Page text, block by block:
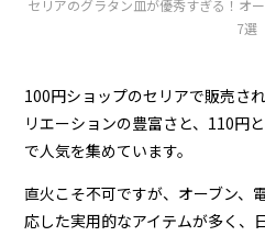
セリアのグラタン皿が優秀すぎる！オ
7選
100円ショップのセリアで販売さ
リエーションの豊富さと、110円
で人気を集めています。
直火こそ不可ですが、オーブン、
応した実用的なアイテムが多く、